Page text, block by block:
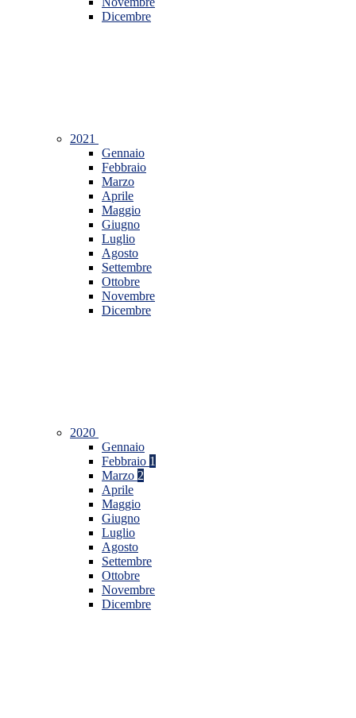
Dicembre
2021
Gennaio
Febbraio
Marzo
Aprile
Maggio
Giugno
Luglio
Agosto
Settembre
Ottobre
Novembre
Dicembre
2020
Gennaio
Febbraio 1
Marzo 2
Aprile
Maggio
Giugno
Luglio
Agosto
Settembre
Ottobre
Novembre
Dicembre